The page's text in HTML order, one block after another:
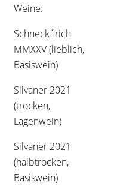
Weine:
Schneck´rich
MMXXV (lieblich,
Basiswein)
Silvaner 2021
(trocken,
Lagenwein)
Silvaner 2021
(halbtrocken,
Basiswein)